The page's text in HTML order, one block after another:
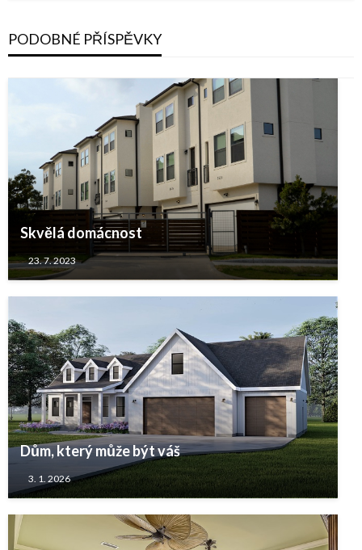
PODOBNÉ PŘÍSPĚVKY
Skvělá domácnost
23. 7. 2023
Dům, který může být váš
3. 1. 2026